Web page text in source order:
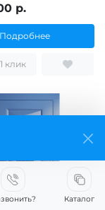
р.
Подробнее
Заказ в 1 клик
Каталог